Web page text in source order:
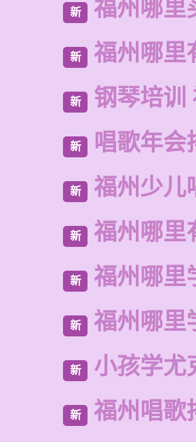
新 福州哪里
新 福州哪里
新 钢琴培训
新 唱歌年会
新 福州少儿
新 福州哪里
新 福州哪里
新 福州哪里
新 小孩学尤
新 福州唱歌